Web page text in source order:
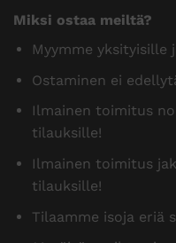
Miksi ostaa meiltä?
Myymme yksityisille
Ostaminen ei
Ilmainen toimitus
tilauksille!
Ilmainen toimitus
tilauksille!
Tilaamme isoja eriä